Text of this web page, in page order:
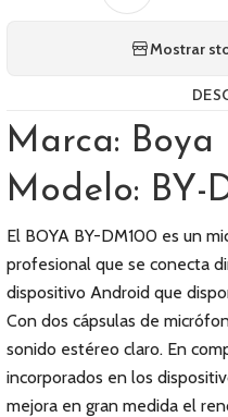
Mostrar
Marca: Boya
Modelo: BY-
El BOYA BY-DM100 es un
profesional que se conecta
dispositivo Android que
Con dos cápsulas de
sonido estéreo claro. En
incorporados en los
mejora en gran medida el